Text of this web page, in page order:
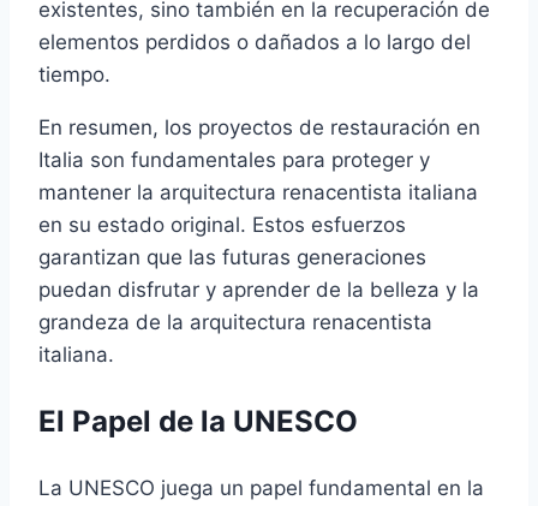
existentes, sino también en la recuperación de
elementos perdidos o dañados a lo largo del
tiempo.
En resumen, los proyectos de restauración en
Italia son fundamentales para proteger y
mantener la arquitectura renacentista italiana
en su estado original. Estos esfuerzos
garantizan que las futuras generaciones
puedan disfrutar y aprender de la belleza y la
grandeza de la arquitectura renacentista
italiana.
El Papel de la UNESCO
La UNESCO juega un papel fundamental en la